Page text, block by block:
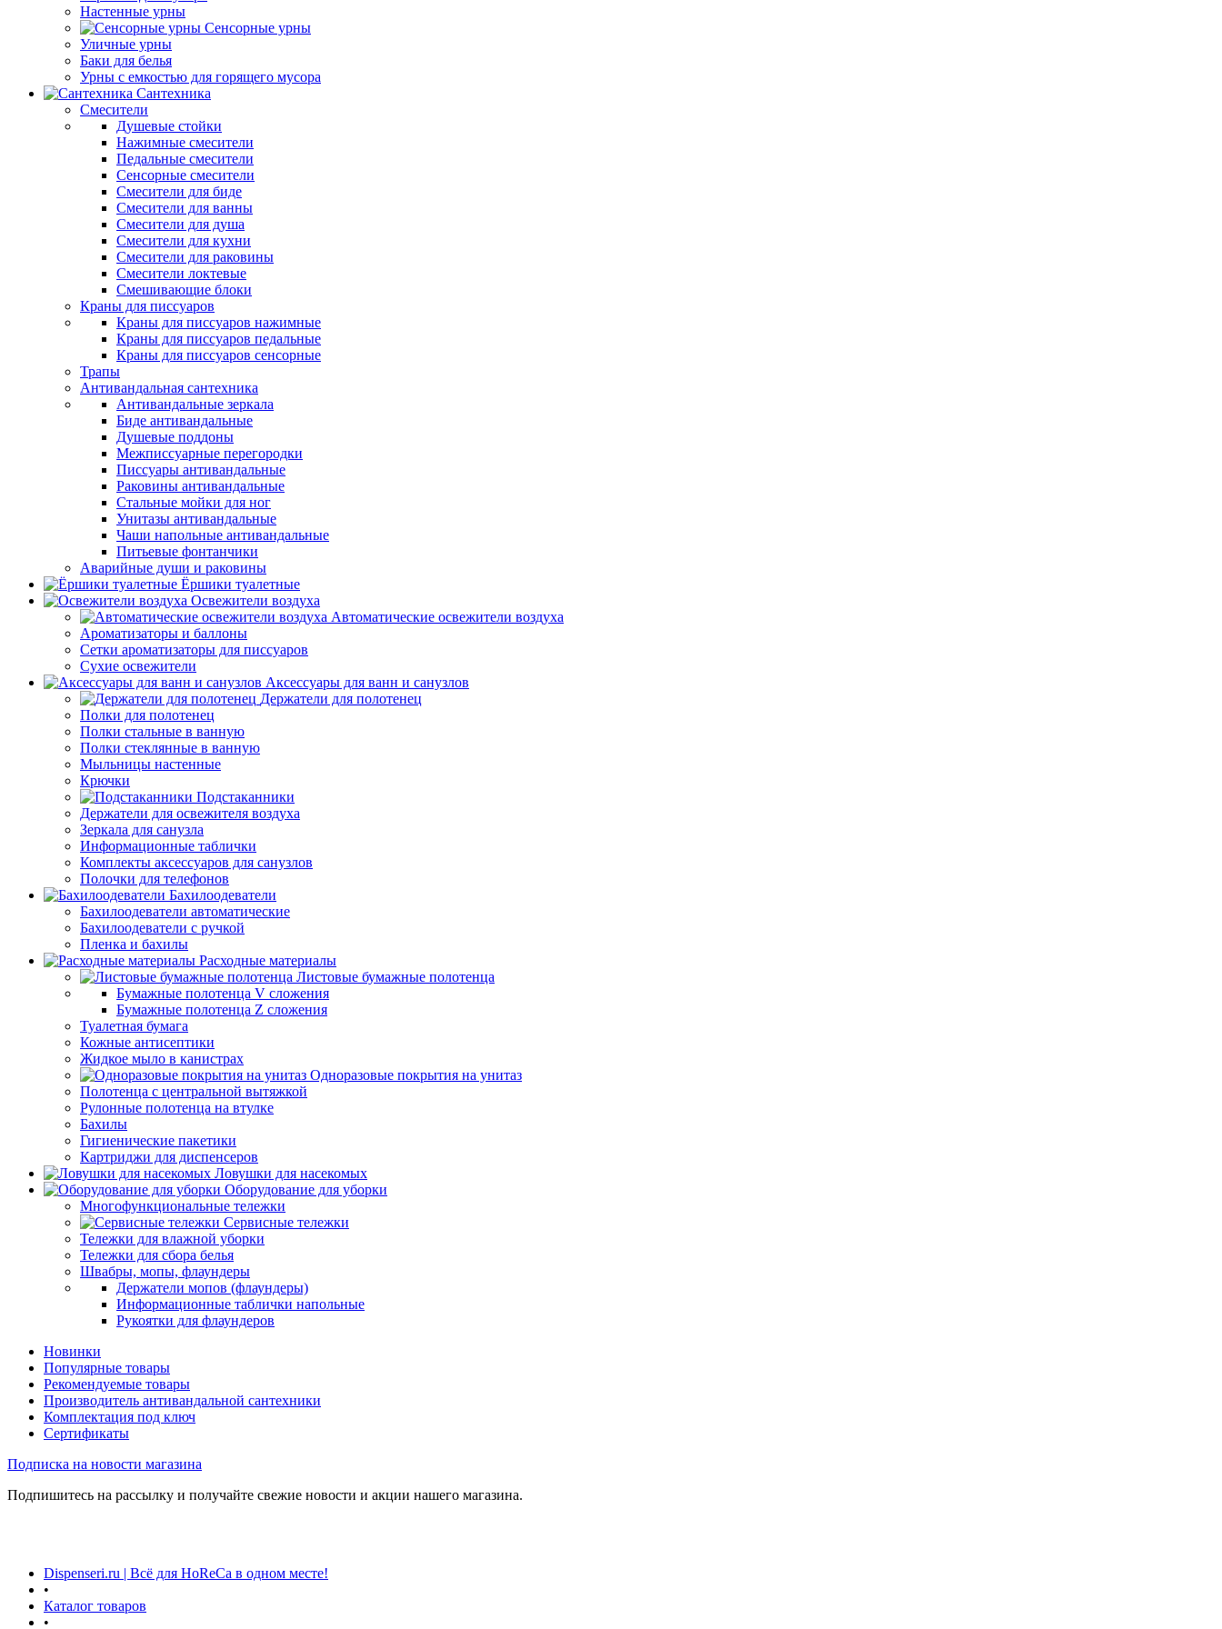
Настенные урны
Сенсорные урны
Уличные урны
Баки для белья
Урны с емкостью для горящего мусора
Сантехника
Смесители
Душевые стойки
Нажимные смесители
Педальные смесители
Сенсорные смесители
Смесители для биде
Смесители для ванны
Смесители для душа
Смесители для кухни
Смесители для раковины
Смесители локтевые
Смешивающие блоки
Краны для писсуаров
Краны для писсуаров нажимные
Краны для писсуаров педальные
Краны для писсуаров сенсорные
Трапы
Антивандальная сантехника
Антивандальные зеркала
Биде антивандальные
Душевые поддоны
Межписсуарные перегородки
Писсуары антивандальные
Раковины антивандальные
Стальные мойки для ног
Унитазы антивандальные
Чаши напольные антивандальные
Питьевые фонтанчики
Аварийные души и раковины
Ёршики туалетные
Освежители воздуха
Автоматические освежители воздуха
Ароматизаторы и баллоны
Сетки ароматизаторы для писсуаров
Сухие освежители
Аксессуары для ванн и санузлов
Держатели для полотенец
Полки для полотенец
Полки стальные в ванную
Полки стеклянные в ванную
Мыльницы настенные
Крючки
Подстаканники
Держатели для освежителя воздуха
Зеркала для санузла
Информационные таблички
Комплекты аксессуаров для санузлов
Полочки для телефонов
Бахилоодеватели
Бахилоодеватели автоматические
Бахилоодеватели с ручкой
Пленка и бахилы
Расходные материалы
Листовые бумажные полотенца
Бумажные полотенца V сложения
Бумажные полотенца Z сложения
Туалетная бумага
Кожные антисептики
Жидкое мыло в канистрах
Одноразовые покрытия на унитаз
Полотенца с центральной вытяжкой
Рулонные полотенца на втулке
Бахилы
Гигиенические пакетики
Картриджи для диспенсеров
Ловушки для насекомых
Оборудование для уборки
Многофункциональные тележки
Сервисные тележки
Тележки для влажной уборки
Тележки для сбора белья
Швабры, мопы, флаундеры
Держатели мопов (флаундеры)
Информационные таблички напольные
Рукоятки для флаундеров
Новинки
Популярные товары
Рекомендуемые товары
Производитель антивандальной сантехники
Комплектация под ключ
Сертификаты
Подписка на новости магазина
Подпишитесь на рассылку и получайте свежие новости и акции нашего магазина.
Dispenseri.ru | Всё для HoReCa в одном месте!
•
Каталог товаров
•